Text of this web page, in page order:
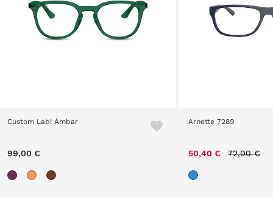
Custom Lab! Ámbar
99,00 €
Arnette 7289
50,40 € 72,00 €